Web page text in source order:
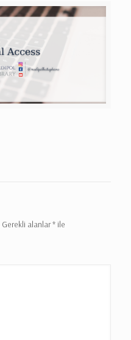
Gerekli alanlar* ile